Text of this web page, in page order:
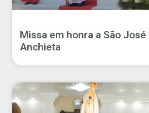
Missa em honra a São José
Anchieta